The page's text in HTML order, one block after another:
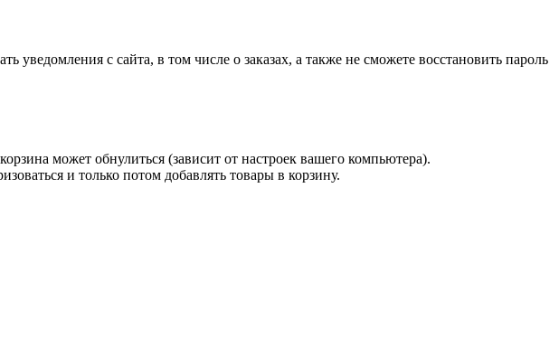
уведомления с сайта, в том числе о заказах, а также не сможете восстановить пароль
может обнулиться (зависит от настроек вашего компьютера).
и только потом добавлять товары в корзину.